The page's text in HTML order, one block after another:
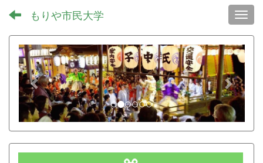
もりや市民大学
p
r
e
v
i
o
u
n
e
x
t